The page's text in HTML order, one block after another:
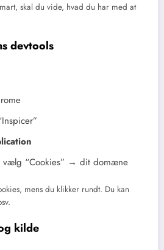
skal du vide, hvad du har med at
devtools
vælg “Cookies” → dit domæne
mens du klikker rundt. Du kan
kilde